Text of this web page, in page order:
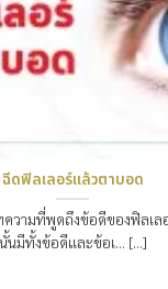
ฉีดฟิลเลอร์แล้วตาบอด
วามที่พูดถึงข้อดีของฟิลเล
นั้นมีทั้งข้อดีและข้อเ… [...]